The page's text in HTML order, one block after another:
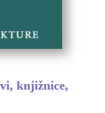
knjižnice,